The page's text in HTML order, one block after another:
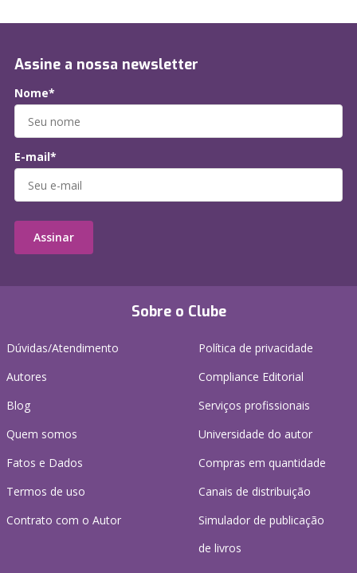
Sobre o Clube
Dúvidas/Atendimento
Autores
Blog
Quem somos
Fatos e Dados
Termos de uso
Contrato com o Autor
Política de privacidade
Compliance Editorial
Serviços profissionais
Universidade do autor
Compras em quantidade
Canais de distribuição
Simulador de publicação
de livros
Assine a nossa newsletter
Nome*
E-mail*
Assinar